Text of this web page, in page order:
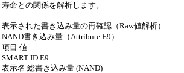
寿命との関係を解析します。
表示された書き込み量の再確認（Raw値解析）
NAND書き込み量（Attribute E9）
項目 値
SMART ID E9
表示名 総書き込み量 (NAND)